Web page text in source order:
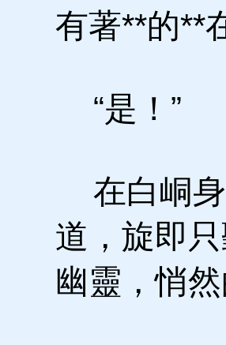
有著**的**
“是！”
在白峒身
道，旋即
幽靈，悄然